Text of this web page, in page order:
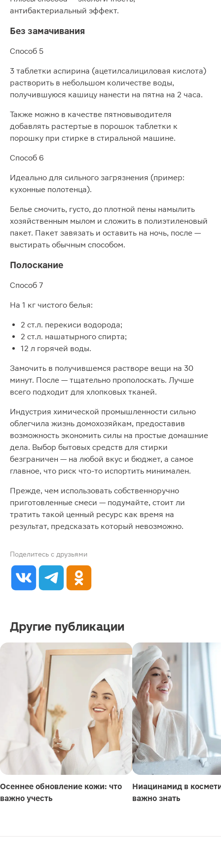
антибактериальный эффект.
Без замачивания
Способ 5
3 таблетки аспирина (ацетилсалициловая кислота)
растворить в небольшом количестве воды,
получившуюся кашицу нанести на пятна на 2 часа.
Также можно в качестве пятновыводителя
добавлять растертые в порошок таблетки к
порошку при стирке в стиральной машине.
Способ 6
Идеально для сильного загрязнения (пример:
кухонные полотенца).
Белье смочить, густо, до плотной пены намылить
хозяйственным мылом и сложить в полиэтиленовый
пакет. Пакет завязать и оставить на ночь, после —
выстирать обычным способом.
Полоскание
Способ 7
На 1 кг чистого белья:
2 ст.л. перекиси водорода;
2 ст.л. нашатырного спирта;
12 л горячей воды.
Замочить в получившемся растворе вещи на 30
минут. После — тщательно прополоскать. Лучше
всего подходит для хлопковых тканей.
Индустрия химической промышленности сильно
облегчила жизнь домохозяйкам, предоставив
возможность экономить силы на простые домашние
дела. Выбор бытовых средств для стирки
безграничен — на любой вкус и бюджет, а самое
главное, что риск что-то испортить минимален.
Прежде, чем использовать собственноручно
приготовленные смеси — подумайте, стоит ли
тратить такой ценный ресурс как время на
результат, предсказать который невозможно.
Поделитесь с друзьями
Другие публикации
Осеннее обновление кожи: что
важно учесть
Ниацинамид в
важно знать